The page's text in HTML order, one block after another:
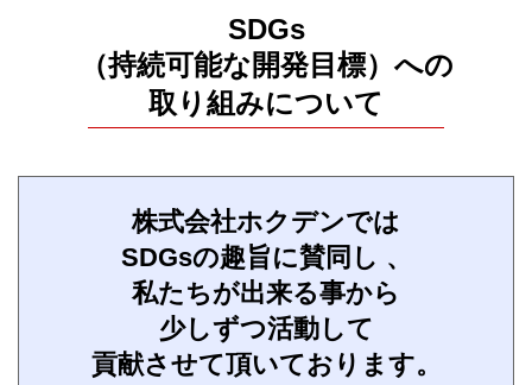
SDGs
（持続可能な開発目標）への
取り組みについて
株式会社ホクデンでは
SDGsの趣旨に賛同し 、
私たちが出来る事から
少しずつ活動して
貢献させて頂いております。